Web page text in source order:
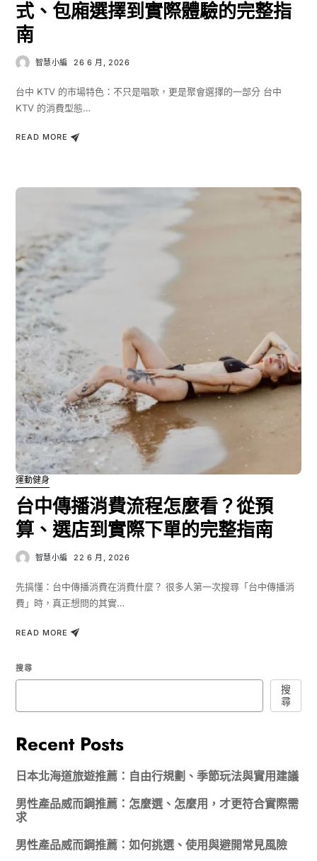
式、包廂選擇到實際體驗的完整指
南
智慧小編 26 6 月, 2026
台中 KTV 的市場特色：不只是唱歌，更是聚會選擇的一部分 台中
KTV 的消費型態…
READ MORE
運動健身
台中傳播消費流程怎麼看？從預
算、選店到實際下單的完整指南
智慧小編 22 6 月, 2026
先搞懂：台中傳播消費在消費什麼？ 很多人第一次搜尋「台中傳播消
費」時，真正想問的其實…
READ MORE
搜尋
搜
尋
Recent Posts
日本北海道旅遊推薦：自由行規劃、季節玩法與實用建議
男性產品威而鋼推薦：怎麼選、怎麼用，才更符合實際需
求
男性產品威而鋼推薦：如何挑選、使用與避開常見風險